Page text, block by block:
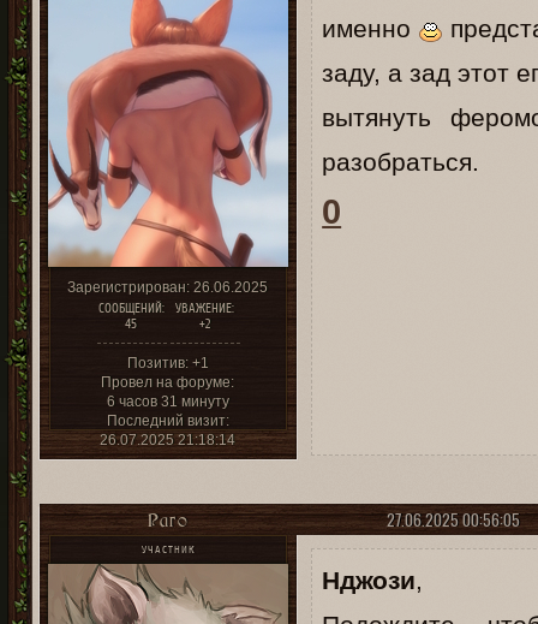
Зарегистрирован: 26.06.2025
СООБЩЕНИЙ:
45
УВАЖЕНИЕ:
+2
Позитив: +1
Провел на форуме:
6 часов 31 минуту
Последний визит:
26.07.2025 21:18:14
именно
заду, а зад этот
вытянуть
разобраться.
0
27.06.2025 00:56:05
Раго
УЧАСТНИК
Нджози,